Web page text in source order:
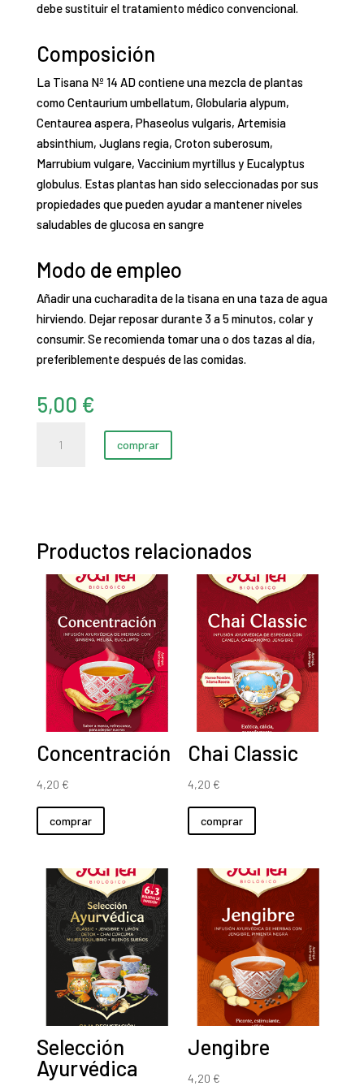
debe sustituir el tratamiento médico convencional.
Composición
La Tisana Nº 14 AD contiene una mezcla de plantas
como Centaurium umbellatum, Globularia alypum,
Centaurea aspera, Phaseolus vulgaris, Artemisia
absinthium, Juglans regia, Croton suberosum,
Marrubium vulgare, Vaccinium myrtillus y Eucalyptus
globulus. Estas plantas han sido seleccionadas por sus
propiedades que pueden ayudar a mantener niveles
saludables de glucosa en sangre
Modo de empleo
Añadir una cucharadita de la tisana en una taza de agua
hirviendo. Dejar reposar durante 3 a 5 minutos, colar y
consumir. Se recomienda tomar una o dos tazas al día,
preferiblemente después de las comidas.
5,00 €
cantidad
comprar
Productos relacionados
Concentración
4,20 €
comprar
Chai Classic
4,20 €
comprar
Selección
Ayurvédica
Jengibre
4,20 €